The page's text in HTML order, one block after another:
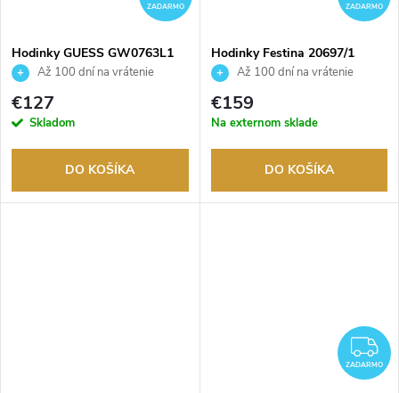
ZADARMO
Hodinky GUESS GW0763L1
Až 100 dní na vrátenie
tovaru. Autorizovaný predajca.
€127
Skladom
DO KOŠÍKA
ZADARMO
Hodinky Festina 20697/1
Až 100 dní na vrátenie
tovaru. Autorizovaný predajca.
€159
Na externom sklade
DO KOŠÍKA
ZADARMO